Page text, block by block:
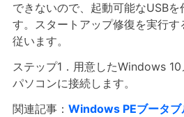
できないので、起動可能なUSBを
す。スタートアップ修復を実行す
従います。
ステップ1．用意したWindows
パソコンに接続します。
関連記事： Windows PEブータブ